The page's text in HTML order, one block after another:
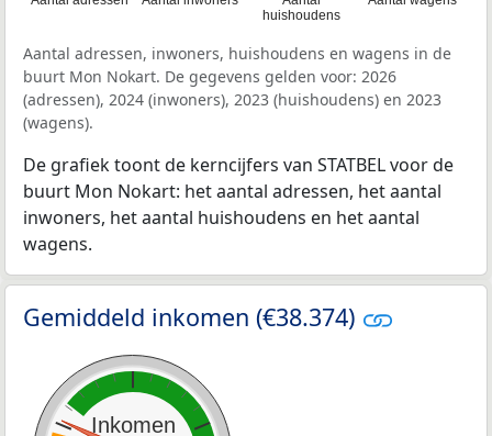
huishoudens
Aantal adressen, inwoners, huishoudens en wagens in de
buurt Mon Nokart. De gegevens gelden voor: 2026
(adressen), 2024 (inwoners), 2023 (huishoudens) en 2023
(wagens).
De grafiek toont de kerncijfers van STATBEL voor de
buurt Mon Nokart: het aantal adressen, het aantal
inwoners, het aantal huishoudens en het aantal
wagens.
Gemiddeld inkomen (€38.374)
Inkomen